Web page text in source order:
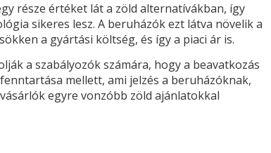
része értéket lát a zöld alternatívákban, így
sikeres lesz. A beruházók ezt látva növelik a
a gyártási költség, és így a piaci ár is.
a szabályozók számára, hogy a beavatkozás
mellett, ami jelzés a beruházóknak,
egyre vonzóbb zöld ajánlatokkal